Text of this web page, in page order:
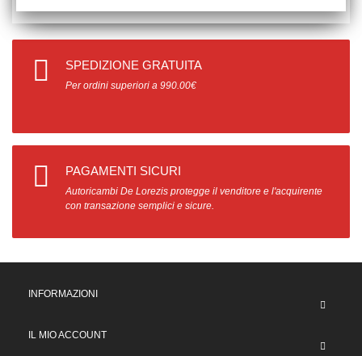
SPEDIZIONE GRATUITA
Per ordini superiori a 990.00€
PAGAMENTI SICURI
Autoricambi De Lorezis protegge il venditore e l'acquirente
con transazione semplici e sicure.
INFORMAZIONI
IL MIO ACCOUNT